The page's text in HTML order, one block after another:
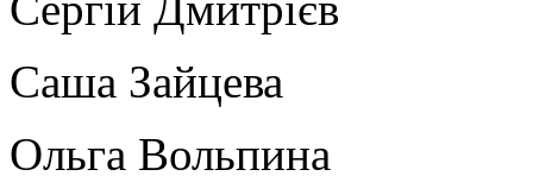
Саша Зайцева
Ольга Вольпина